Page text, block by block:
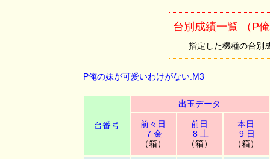
台別成績一覧 （P
指定した機種の台別
P俺の妹が可愛いわけがない.M3
台番号
出玉データ
前々日
7 金
（箱）
前日
8 土
（箱）
本日
9 日
（箱）